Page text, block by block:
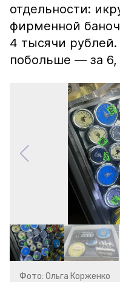
отдельности:
фирменной
4 тысячи
побольше — за 6,
Фото: Ольга Корженко